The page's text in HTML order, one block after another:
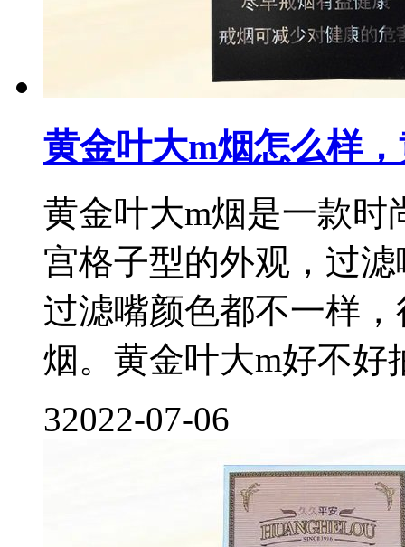
黄金叶大m烟怎么样
黄金叶大m烟是一款时
宫格子型的外观，过
过滤嘴颜色都不一样
烟。黄金叶大m好不好
32022-07-06